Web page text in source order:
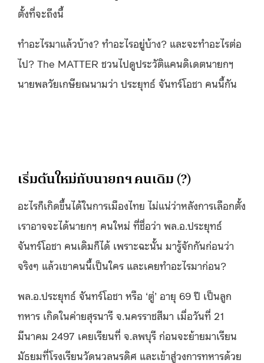
ตั้งที่จะถึงนี้
ทำอะไรมาแล้วบ้าง? ทำอะไรอยู่บ้าง? และจะทำอะไรต่อ
ไป? The MATTER ชวนไปดูประวัติแคนดิเดตนายกฯ
นายพลวัยเกษียณนามว่า ประยุทธ์ จันทร์โอชา คนนี้กัน
เริ่มต้นใหม่กับนายกฯ คนเดิม (?)
อะไรก็เกิดขึ้นได้ในการเมืองไทย ไม่แน่ว่าหลังการเลือกตั้ง
เราอาจจะได้นายกฯ คนใหม่ ที่ชื่อว่า พล.อ.ประยุทธ์
จันทร์โอชา คนเดิมก็ได้ เพราะฉะนั้น มารู้จักกันก่อนว่า
จริงๆ แล้วเขาคนนี้เป็นใคร และเคยทำอะไรมาก่อน?
พล.อ.ประยุทธ์ จันทร์โอชา หรือ ‘ตู่’ อายุ 69 ปี เป็นลูก
ทหาร เกิดในค่ายสุรนารี จ.นครราชสีมา เมื่อวันที่ 21
มีนาคม 2497 เคยเรียนที่ จ.ลพบุรี ก่อนจะย้ายมาเรียน
มัธยมที่โรงเรียนวัดนวลนรดิศ และเข้าสู่วงการทหารด้วย